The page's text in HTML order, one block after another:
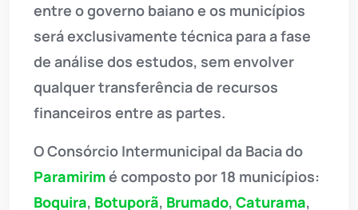
entre o governo baiano e os municípios
será exclusivamente técnica para a fase
de análise dos estudos, sem envolver
qualquer transferência de recursos
financeiros entre as partes.
O Consórcio Intermunicipal da Bacia do
Paramirimé composto por 18 municípios:
Boquira, Botuporã, Brumado, Caturama,